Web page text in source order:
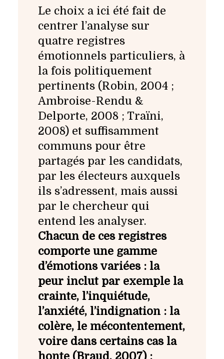
Le choix a ici été fait de
centrer l’analyse sur
quatre registres
émotionnels particuliers, à
la fois politiquement
pertinents (Robin, 2004 ;
Ambroise-Rendu &
Delporte, 2008 ; Traïni,
2008) et suffisamment
communs pour être
partagés par les candidats,
par les électeurs auxquels
ils s’adressent, mais aussi
par le chercheur qui
entend les analyser.
Chacun de ces registres
comporte une gamme
d’émotions variées : la
peur inclut par exemple la
crainte, l’inquiétude,
l’anxiété, l’indignation : la
colère, le mécontentement,
voire dans certains cas la
honte (Braud, 2007) ;